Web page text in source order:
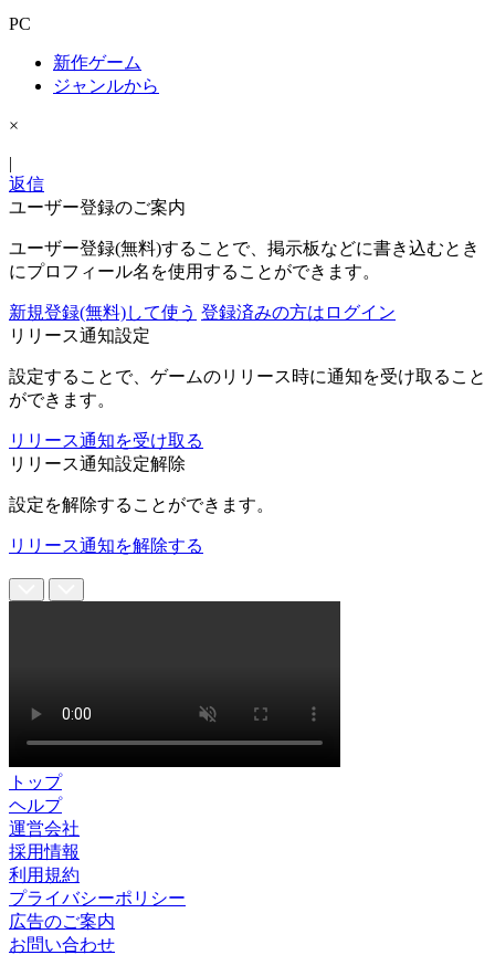
PC
新作ゲーム
ジャンルから
×
|
返信
ユーザー登録のご案内
ユーザー登録(無料)することで、掲示板などに書き込むとき
にプロフィール名を使用することができます。
新規登録(無料)して使う 登録済みの方はログイン
リリース通知設定
設定することで、ゲームのリリース時に通知を受け取ること
ができます。
リリース通知を受け取る
リリース通知設定解除
設定を解除することができます。
リリース通知を解除する
トップ
ヘルプ
運営会社
採用情報
利用規約
プライバシーポリシー
広告のご案内
お問い合わせ